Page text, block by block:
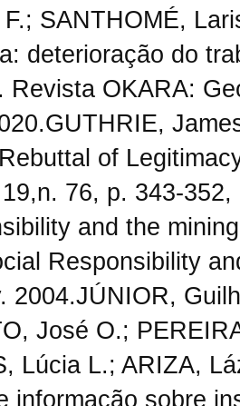
SANTHOMÉ,
deterioração do
Revista OKARA:
of
76, p. 343-
and the
Responsibility
2004.JÚNIOR,
José O.;
Lúcia L.; ARIZA,
informação sobre